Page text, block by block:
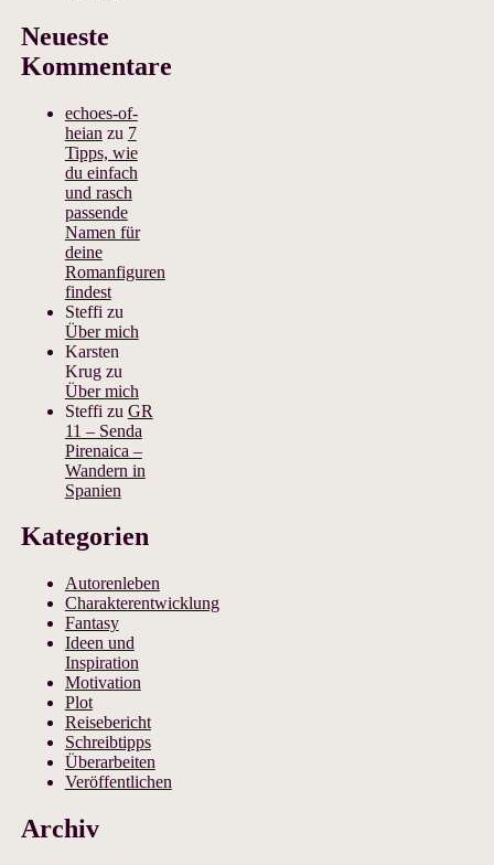
Neueste
Kommentare
echoes-of-
heian zu 7
Tipps, wie
du einfach
und rasch
passende
Namen für
deine
Romanfiguren
findest
Steffi zu
Über mich
Karsten
Krugzu
Über mich
Steffi zu GR
11 – Senda
Pirenaica –
Wandern in
Spanien
Kategorien
Autorenleben
Charakterentwicklung
Fantasy
Ideen und
Inspiration
Motivation
Plot
Reisebericht
Schreibtipps
Überarbeiten
Veröffentlichen
Archiv